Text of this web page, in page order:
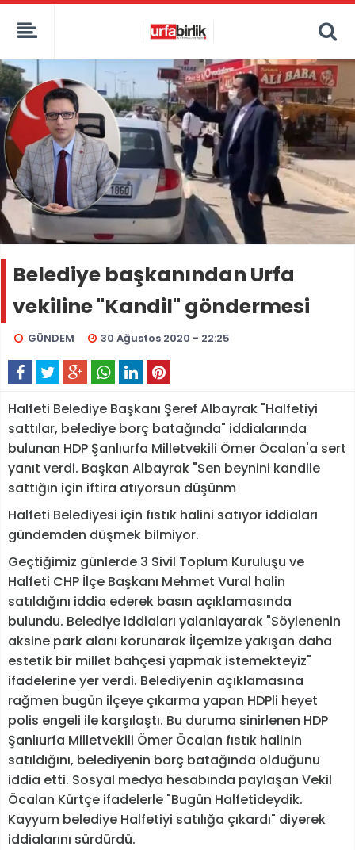
Belediye başkanından Urfa
vekiline "Kandil" göndermesi
GÜNDEM 30 Ağustos 2020 - 22:25
Halfeti Belediye Başkanı Şeref Albayrak "Halfetiyi
sattılar, belediye borç batağında" iddialarında
bulunan HDP Şanlıurfa Milletvekili Ömer Öcalan'a sert
yanıt verdi. Başkan Albayrak "Sen beynini kandile
sattığın için iftira atıyorsun düşünm
Halfeti Belediyesi için fıstık halini satıyor iddiaları
gündemden düşmek bilmiyor.
Geçtiğimiz günlerde 3 Sivil Toplum Kuruluşu ve
Halfeti CHP İlçe Başkanı Mehmet Vural halin
satıldığını iddia ederek basın açıklamasında
bulundu. Belediye iddiaları yalanlayarak "Söylenenin
aksine park alanı korunarak İlçemize yakışan daha
estetik bir millet bahçesi yapmak istemekteyiz"
ifadelerine yer verdi. Belediyenin açıklamasına
rağmen bugün ilçeye çıkarma yapan HDPli heyet
polis engeli ile karşılaştı. Bu duruma sinirlenen HDP
Şanlıurfa Milletvekili Ömer Öcalan fıstık halinin
satıldığını, belediyenin borç batağında olduğunu
iddia etti. Sosyal medya hesabında paylaşan Vekil
Öcalan Kürtçe ifadelerle "Bugün Halfetideydik.
Kayyum belediye Halfetiyi satılığa çıkardı" diyerek
iddialarını sürdürdü.